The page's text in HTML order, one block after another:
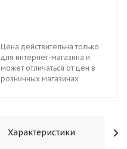
Цена действительна только
для интернет-магазина и
может отличаться от цен в
розничных магазинах
Характеристики